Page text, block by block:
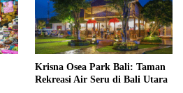
Krisna Osea Park Bali: Taman
Rekreasi Air Seru di Bali Utara